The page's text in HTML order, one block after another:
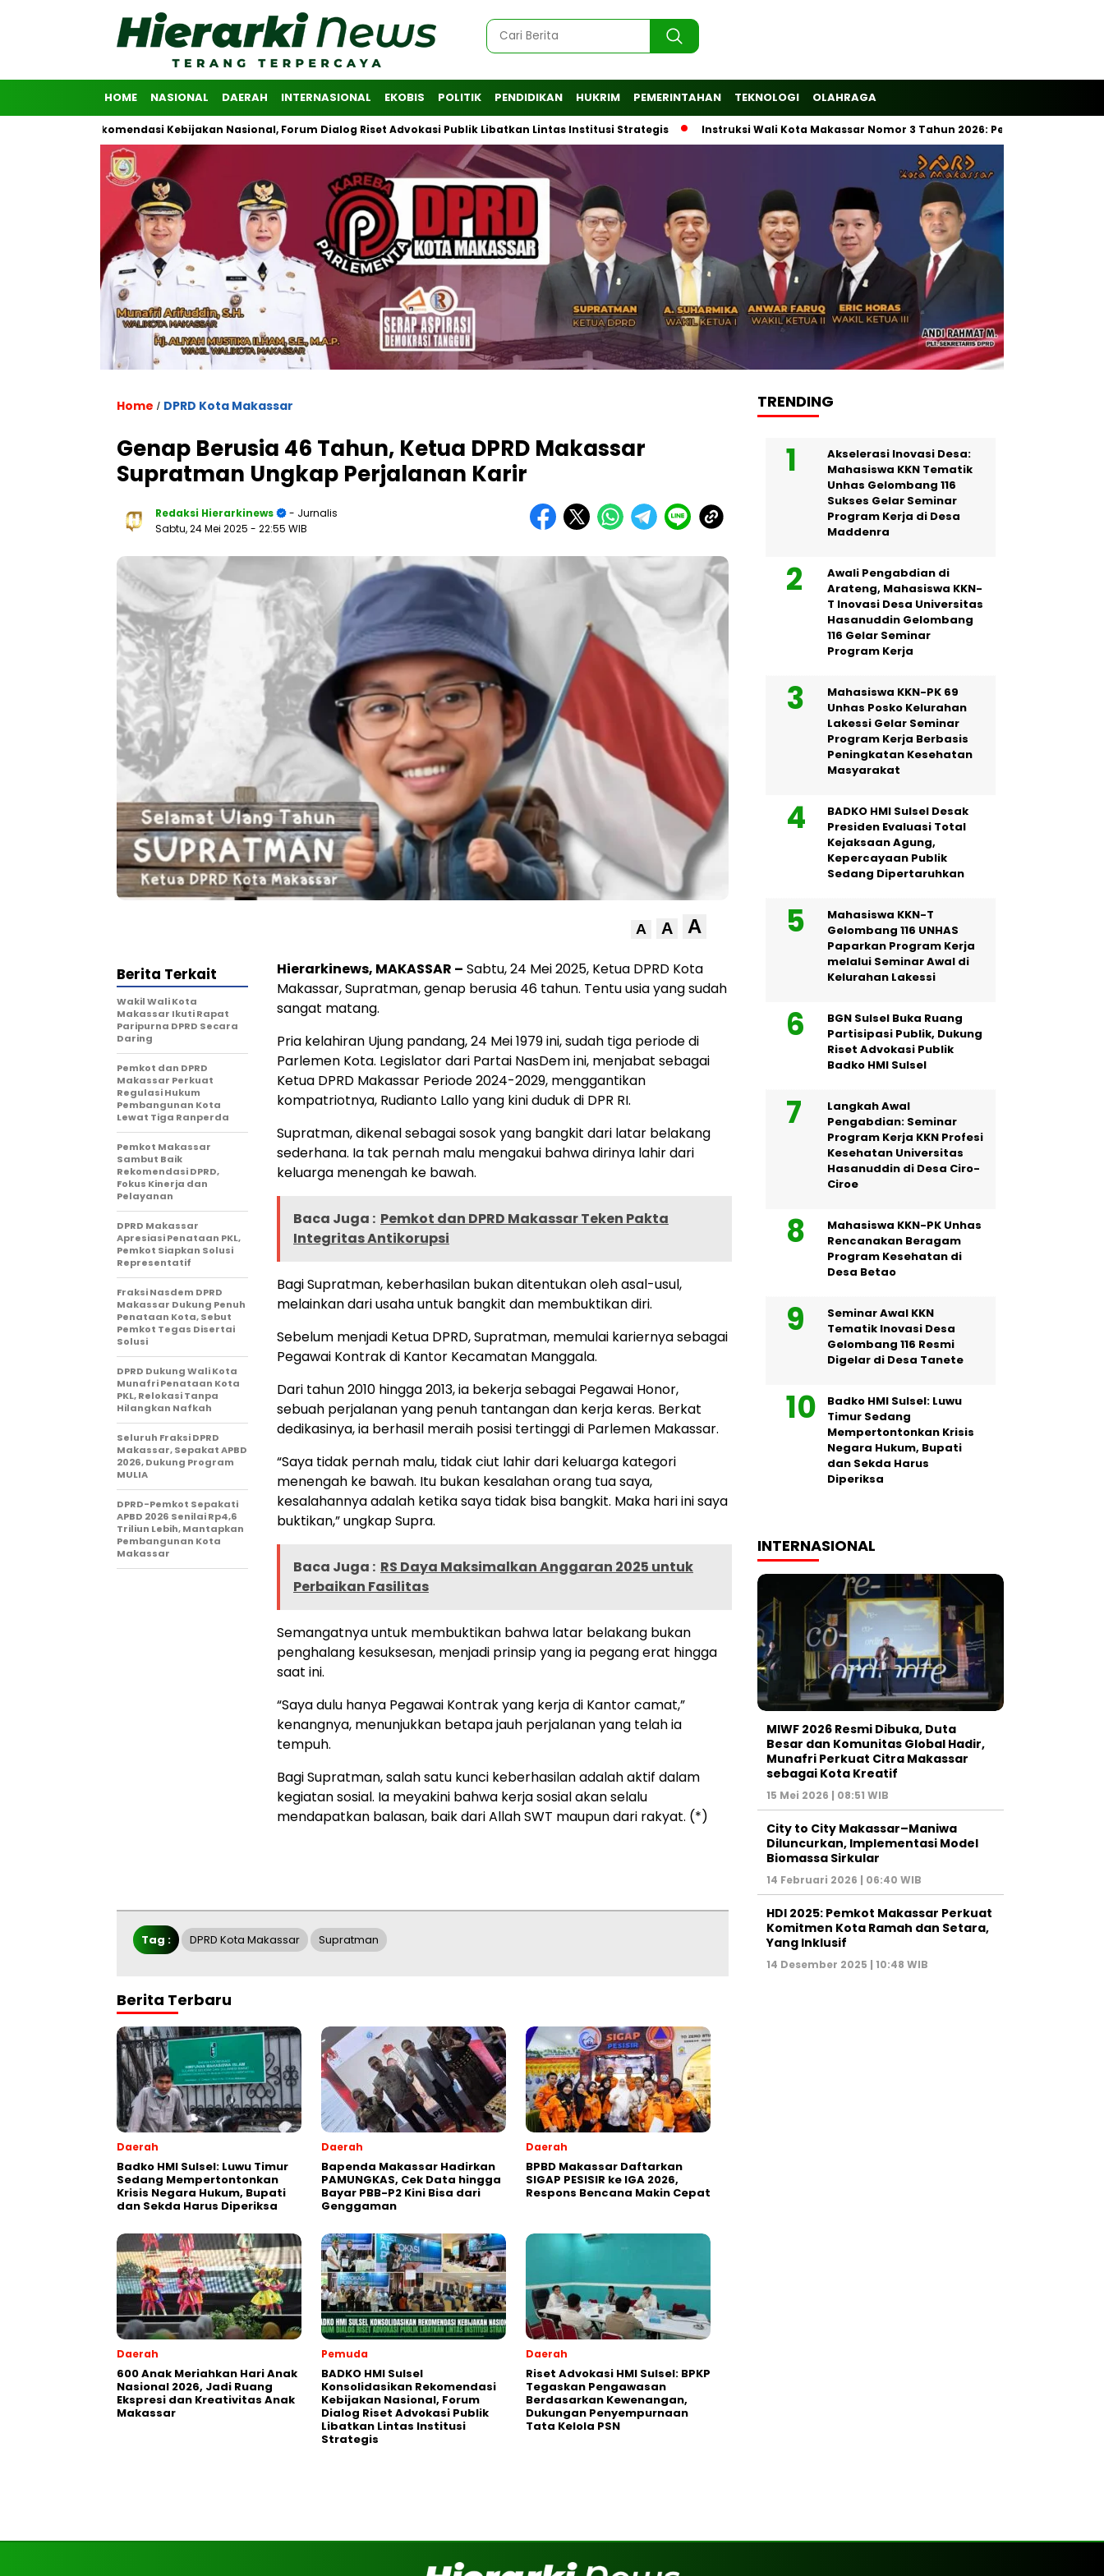
HOME NASIONAL DAERAH INTERNASIONAL EKOBIS POLITIK PENDIDIKAN HUKRIM PEMERINTAHAN TEKNOLOGI OLAHRAGA
Rekomendasi Kebijakan Nasional, Forum Dialog Riset Advokasi Publik Libatkan Lintas Institusi Strategis Instruksi Wali Kota Makassar Nomor 3 Tahun 2026: Pemilahan Sampah Wajib
Home / DPRD Kota Makassar
Genap Berusia 46 Tahun, Ketua DPRD Makassar
Supratman Ungkap Perjalanan Karir
Redaksi Hierarkinews
- Jurnalis
Sabtu, 24 Mei 2025 - 22:55 WIB
A A A
Hierarkinews, MAKASSAR – Sabtu, 24 Mei 2025, Ketua DPRD Kota
Makassar, Supratman, genap berusia 46 tahun. Tentu usia yang sudah
sangat matang.
Pria kelahiran Ujung pandang, 24 Mei 1979 ini, sudah tiga periode di
Parlemen Kota. Legislator dari Partai NasDem ini, menjabat sebagai
Ketua DPRD Makassar Periode 2024-2029, menggantikan
kompatriotnya, Rudianto Lallo yang kini duduk di DPR RI.
Supratman, dikenal sebagai sosok yang bangkit dari latar belakang
sederhana. Ia tak pernah malu mengakui bahwa dirinya lahir dari
keluarga menengah ke bawah.
Baca Juga : Pemkot dan DPRD Makassar Teken Pakta
Integritas Antikorupsi
Bagi Supratman, keberhasilan bukan ditentukan oleh asal-usul,
melainkan dari usaha untuk bangkit dan membuktikan diri.
Sebelum menjadi Ketua DPRD, Supratman, memulai kariernya sebagai
Pegawai Kontrak di Kantor Kecamatan Manggala.
Dari tahun 2010 hingga 2013, ia bekerja sebagai Pegawai Honor,
sebuah perjalanan yang penuh tantangan dan kerja keras. Berkat
dedikasinya, ia berhasil meraih posisi tertinggi di Parlemen Makassar.
“Saya tidak pernah malu, tidak ciut lahir dari keluarga kategori
menengah ke bawah. Itu bukan kesalahan orang tua saya,
kesalahannya adalah ketika saya tidak bisa bangkit. Maka hari ini saya
buktikan,” ungkap Supra.
Baca Juga : RS Daya Maksimalkan Anggaran 2025 untuk
Perbaikan Fasilitas
Semangatnya untuk membuktikan bahwa latar belakang bukan
penghalang kesuksesan, menjadi prinsip yang ia pegang erat hingga
saat ini.
“Saya dulu hanya Pegawai Kontrak yang kerja di Kantor camat,”
kenangnya, menunjukkan betapa jauh perjalanan yang telah ia
tempuh.
Bagi Supratman, salah satu kunci keberhasilan adalah aktif dalam
kegiatan sosial. Ia meyakini bahwa kerja sosial akan selalu
mendapatkan balasan, baik dari Allah SWT maupun dari rakyat. (*)
Berita Terkait
Wakil Wali Kota
Makassar Ikuti Rapat
Paripurna DPRD Secara
Daring
Pemkot dan DPRD
Makassar Perkuat
Regulasi Hukum
Pembangunan Kota
Lewat Tiga Ranperda
Pemkot Makassar
Sambut Baik
Rekomendasi DPRD,
Fokus Kinerja dan
Pelayanan
DPRD Makassar
Apresiasi Penataan PKL,
Pemkot Siapkan Solusi
Representatif
Fraksi Nasdem DPRD
Makassar Dukung Penuh
Penataan Kota, Sebut
Pemkot Tegas Disertai
Solusi
DPRD Dukung Wali Kota
Munafri Penataan Kota
PKL, Relokasi Tanpa
Hilangkan Nafkah
Seluruh Fraksi DPRD
Makassar, Sepakat APBD
2026, Dukung Program
MULIA
DPRD-Pemkot Sepakati
APBD 2026 Senilai Rp4,6
Triliun Lebih, Mantapkan
Pembangunan Kota
Makassar
Tag : DPRD Kota Makassar Supratman
Berita Terbaru
Daerah
Badko HMI Sulsel: Luwu Timur
Sedang Mempertontonkan
Krisis Negara Hukum, Bupati
dan Sekda Harus Diperiksa
Daerah
Bapenda Makassar Hadirkan
PAMUNGKAS, Cek Data hingga
Bayar PBB-P2 Kini Bisa dari
Genggaman
Daerah
BPBD Makassar Daftarkan
SIGAP PESISIR ke IGA 2026,
Respons Bencana Makin Cepat
Daerah
600 Anak Meriahkan Hari Anak
Nasional 2026, Jadi Ruang
Ekspresi dan Kreativitas Anak
Makassar
Pemuda
BADKO HMI Sulsel
Konsolidasikan Rekomendasi
Kebijakan Nasional, Forum
Dialog Riset Advokasi Publik
Libatkan Lintas Institusi
Strategis
Daerah
Riset Advokasi HMI Sulsel: BPKP
Tegaskan Pengawasan
Berdasarkan Kewenangan,
Dukungan Penyempurnaan
Tata Kelola PSN
TRENDING
Akselerasi Inovasi Desa:
Mahasiswa KKN Tematik
Unhas Gelombang 116
Sukses Gelar Seminar
Program Kerja di Desa
Maddenra
Awali Pengabdian di
Arateng, Mahasiswa KKN-
T Inovasi Desa Universitas
Hasanuddin Gelombang
116 Gelar Seminar
Program Kerja
Mahasiswa KKN-PK 69
Unhas Posko Kelurahan
Lakessi Gelar Seminar
Program Kerja Berbasis
Peningkatan Kesehatan
Masyarakat
BADKO HMI Sulsel Desak
Presiden Evaluasi Total
Kejaksaan Agung,
Kepercayaan Publik
Sedang Dipertaruhkan
Mahasiswa KKN-T
Gelombang 116 UNHAS
Paparkan Program Kerja
melalui Seminar Awal di
Kelurahan Lakessi
BGN Sulsel Buka Ruang
Partisipasi Publik, Dukung
Riset Advokasi Publik
Badko HMI Sulsel
Langkah Awal
Pengabdian: Seminar
Program Kerja KKN Profesi
Kesehatan Universitas
Hasanuddin di Desa Ciro-
Ciroe
Mahasiswa KKN-PK Unhas
Rencanakan Beragam
Program Kesehatan di
Desa Betao
Seminar Awal KKN
Tematik Inovasi Desa
Gelombang 116 Resmi
Digelar di Desa Tanete
Badko HMI Sulsel: Luwu
Timur Sedang
Mempertontonkan Krisis
Negara Hukum, Bupati
dan Sekda Harus
Diperiksa
INTERNASIONAL
MIWF 2026 Resmi Dibuka, Duta
Besar dan Komunitas Global Hadir,
Munafri Perkuat Citra Makassar
sebagai Kota Kreatif
15 Mei 2026 | 08:51 WIB
City to City Makassar–Maniwa
Diluncurkan, Implementasi Model
Biomassa Sirkular
14 Februari 2026 | 06:40 WIB
HDI 2025: Pemkot Makassar Perkuat
Komitmen Kota Ramah dan Setara,
Yang Inklusif
14 Desember 2025 | 10:48 WIB